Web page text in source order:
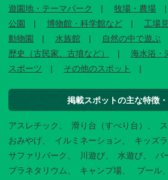
遊園地・テーマパーク 牧場・農場
公園
博物館・科学館など
工場
動物園
水族館 自然の中で遊ぶ
歴史（古民家、古墳など）
海水浴・
スポーツ
その他のスポット
掲載スポットの主な特徴
アスレチック 滑り台（すべり台）
おみやげ
イルミネーション キッズ
サファリパーク
川遊び 水遊び
バ
プラネタリウム
キャンプ場 プール